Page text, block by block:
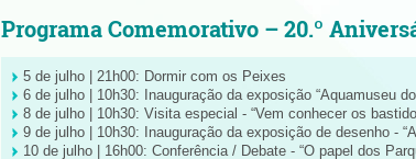
Programa Comemorativo – 20.º
5 de julho | 21h00: Dormir com os Peixes
6 de julho | 10h30: Inauguração da exposição “Aquamuseu
8 de julho | 10h30: Visita especial - “Vem conhecer os
9 de julho | 10h30: Inauguração da exposição de desenho -
10 de julho | 16h00: Conferência / Debate - “O papel dos